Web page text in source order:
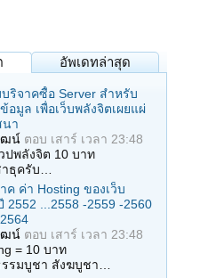
อัพเดทล่าสุด
ริจาคซื้อ Server สำหรับ
อมูล เพื่อเว็บพลังจิตเผยแผ่
า
ฒน์ ตอบ เสาร์ เวลา 23:48
ปพลังจิต 10 บาท
ธุครับ…
ค ค่า Hosting ของเว็บ
2552 ...2558 -2559 -2560
ฒน์ ตอบ เสาร์ เวลา 23:48
= 10 บาท
รมบูชา สังฆบูชา…